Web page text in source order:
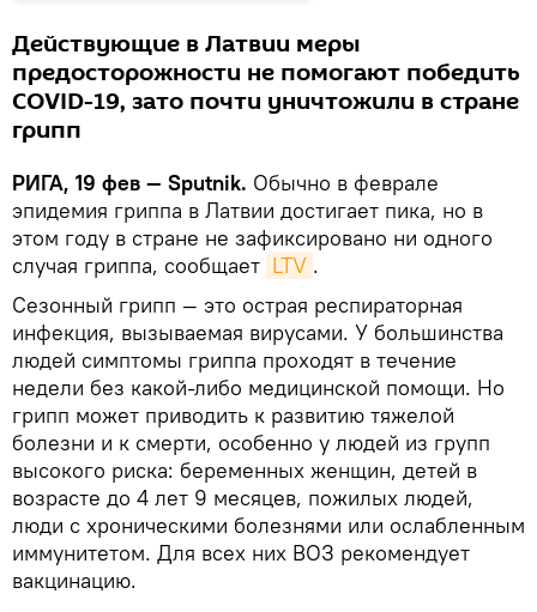
Действующие в Латвии меры
предосторожности не помогают победить
COVID-19, зато почти уничтожили в стране
грипп
РИГА, 19 фев — Sputnik. Обычно в феврале
эпидемия гриппа в Латвии достигает пика, но в
этом году в стране не зафиксировано ни одного
случая гриппа, сообщает LTV .
Сезонный грипп — это острая респираторная
инфекция, вызываемая вирусами. У большинства
людей симптомы гриппа проходят в течение
недели без какой-либо медицинской помощи. Но
грипп может приводить к развитию тяжелой
болезни и к смерти, особенно у людей из групп
высокого риска: беременных женщин, детей в
возрасте до 4 лет 9 месяцев, пожилых людей,
люди с хроническими болезнями или ослабленным
иммунитетом. Для всех них ВОЗ рекомендует
вакцинацию.